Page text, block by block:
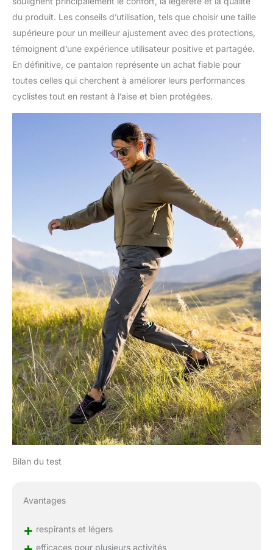
du produit. Les conseils d’utilisation, tels que choisir une taille
supérieure pour un meilleur ajustement avec des protections,
témoignent d’une expérience utilisateur positive et partagée.
En définitive, ce pantalon représente un achat fiable pour
toutes celles qui cherchent à améliorer leurs performances
cyclistes tout en restant à l’aise et bien protégées.
Bilan du test
Avantages
+ respirants et légers
efficaces pour plusieurs activités